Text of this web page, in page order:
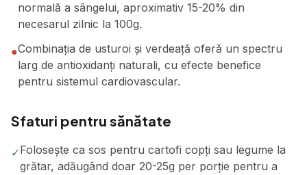
normală a sângelui, aproximativ 15-20% din
necesarul zilnic la 100g.
●Combinația de usturoi și verdeață oferă un spectru
larg de antioxidanți naturali, cu efecte benefice
pentru sistemul cardiovascular.
Sfaturi pentru sănătate
✓Folosește ca sos pentru cartofi copți sau legume la
grătar, adăugând doar 20-25g per porție pentru a